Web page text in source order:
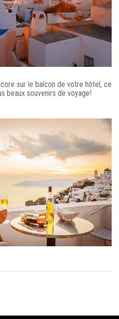
sur le balcon de votre hôtel, ce
beaux souvenirs de voyage!